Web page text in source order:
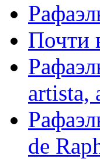
Почти
artista,
de